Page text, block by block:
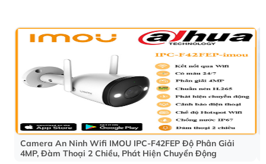
Camera An Ninh Wifi IMOU IPC-F42FEP Độ Phân Giải
4MP, Đàm Thoại 2 Chiều, Phát Hiện Chuyển Động